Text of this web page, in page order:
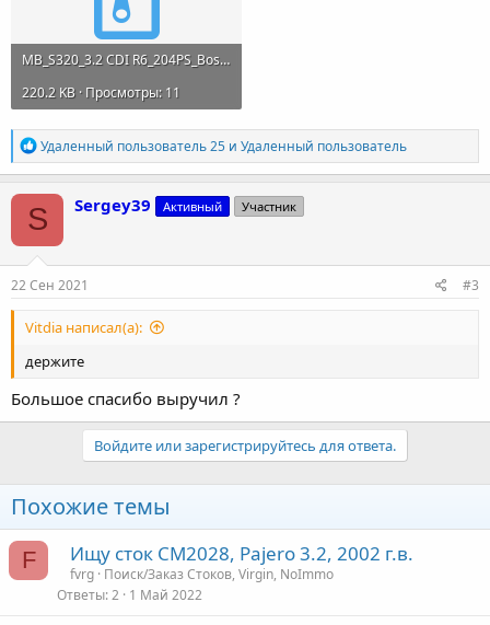
MB_S320_3.2 CDI R6_204PS_Bosch_EDC16C31_369426_Original.7z
220.2 KB · Просмотры: 11
Р
е
а
к
ц
и
и
:
Удаленный пользователь 25 и Удаленный пользователь
S Sergey39 Активный Участник
22 Сен 2021 #3
Vitdia написал(а):
держите
Большое спасибо выручил ?
Войдите или зарегистрируйтесь для ответа.
Похожие темы
F Ищу сток CM2028, Pajero 3.2, 2002 г.в.
fvrg Поиск/Заказ Стоков, Virgin, NoImmo
Ответы 2 1 Май 2022